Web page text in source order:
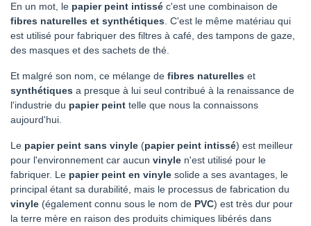
En un mot, le papier peint intissé c'est une combinaison de
fibres naturelles et synthétiques. C'est le même matériau qui
est utilisé pour fabriquer des filtres à café, des tampons de gaze,
des masques et des sachets de thé.
Et malgré son nom, ce mélange de fibres naturelles et
synthétiques a presque à lui seul contribué à la renaissance de
l'industrie du papier peint telle que nous la connaissons
aujourd'hui.
Le papier peint sans vinyle (papier peint intissé) est meilleur
pour l'environnement car aucun vinyle n'est utilisé pour le
fabriquer. Le papier peint en vinyle solide a ses avantages, le
principal étant sa durabilité, mais le processus de fabrication du
vinyle (également connu sous le nom de PVC) est très dur pour
la terre mère en raison des produits chimiques libérés dans